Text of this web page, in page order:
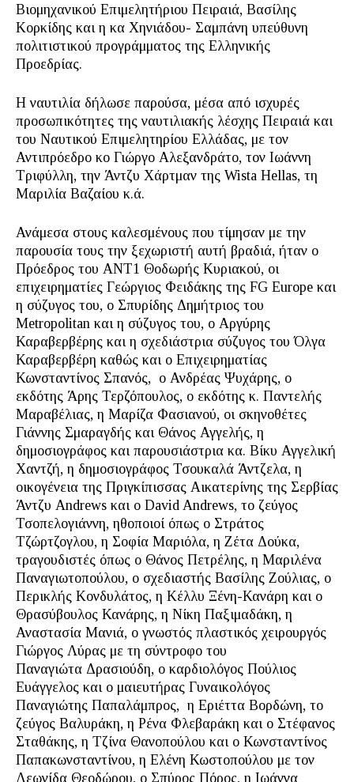
Bιομηχανικού Επιμελητήριου Πειραιά, Βασίλης
Κορκίδης και η κα Χηνιάδου- Σαμπάνη υπεύθυνη
πολιτιστικού προγράμματος της Ελληνικής
Προεδρίας.
Η ναυτιλία δήλωσε παρούσα, μέσα από ισχυρές
προσωπικότητες της ναυτιλιακής λέσχης Πειραιά και
του Ναυτικού Επιμελητηρίου Ελλάδας, με τον
Αντιπρόεδρο κο Γιώργο Αλεξανδράτο, τον Ιωάννη
Τριφύλλη, την Άντζυ Χάρτμαν της Wista Hellas, τη
Μαριλία Βαζαίου κ.ά.
Ανάμεσα στους καλεσμένους που τίμησαν με την
παρουσία τους την ξεχωριστή αυτή βραδιά, ήταν ο
Πρόεδρος του ΑΝΤ1 Θοδωρής Κυριακού, οι
επιχειρηματίες Γεώργιος Φειδάκης της FG Europe και
η σύζυγος του, ο Σπυρίδης Δημήτριος του
Metropolitan και η σύζυγος του, ο Αργύρης
Καραβερβέρης και η σχεδιάστρια σύζυγος του Όλγα
Καραβερβέρη καθώς και ο Επιχειρηματίας
Κωνσταντίνος Σπανός, ο Ανδρέας Ψυχάρης, ο
εκδότης Άρης Τερζόπουλος, ο εκδότης κ. Παντελής
Μαραβέλιας, η Μαρίζα Φασιανού, οι σκηνοθέτες
Γιάννης Σμαραγδής και Θάνος Αγγελής, η
δημοσιογράφος και παρουσιάστρια κα. Βίκυ Αγγελική
Χαντζή, η δημοσιογράφος Τσουκαλά Άντζελα, η
οικογένεια της Πριγκίπισσας Αικατερίνης της Σερβίας
Άντζυ Andrews και ο David Andrews, το ζεύγος
Τσοπελογιάννη, ηθοποιοί όπως ο Στράτος
Τζώρτζογλου, η Σοφία Μαριόλα, η Ζέτα Δούκα,
τραγουδιστές όπως ο Θάνος Πετρέλης, η Μαριλένα
Παναγιωτοπούλου, ο σχεδιαστής Βασίλης Ζούλιας, ο
Περικλής Κονδυλάτος, η Κέλλυ Ξένη-Κανάρη και ο
Θρασύβουλος Κανάρης, η Νίκη Παξιμαδάκη, η
Αναστασία Μανιά, ο γνωστός πλαστικός χειρουργός
Γιώργος Λύρας με τη σύντροφο του
Παναγιώτα Δρασιούδη, ο καρδιολόγος Πούλιος
Ευάγγελος και ο μαιευτήρας Γυναικολόγος
Παναγιώτης Παπαλάμπρος, η Εριέττα Βορδώνη, το
ζεύγος Βαλυράκη, η Ρένα Φλεβαράκη και ο Στέφανος
Σταθάκης, η Τζίνα Θανοπούλου και ο Κωνσταντίνος
Παπακωνσταντίνου, η Ελένη Κωστοπούλου με τον
Λεωνίδα Θεοδώρου, ο Σπύρος Πόρος, η Ιωάννα